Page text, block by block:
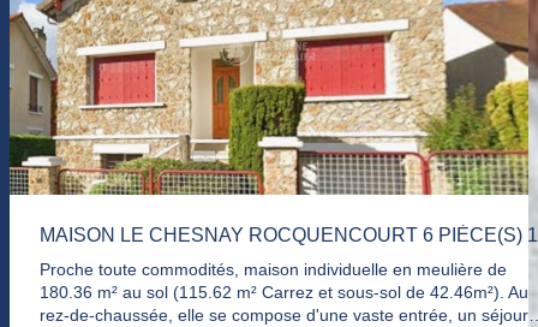
Annexes et technique : Un garage double de 21m² (accessible
depuis l'intérieur) et une place de stationnement extérieure
complètent ce bien. La structure technique de la maison a été
récemment valorisée : la toiture a été refaite en 2022, la
changée en 2024 et aucune anomalie électrique.
Proche toute commodités, maison individuelle en meulière de
180.36 m² au sol (115.62 m² Carrez et sous-sol de 42.46m²). Au
rez-de-chaussée, elle se compose d'une vaste entrée, un séjour